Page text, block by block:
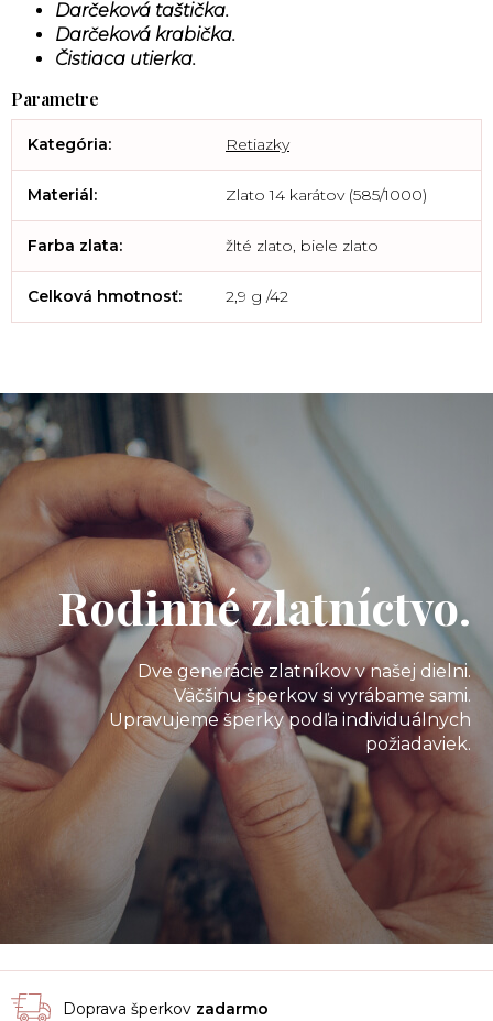
Darčeková taštička.
Darčeková krabička.
Čistiaca utierka.
Kategória: Retiazky
Materiál: Zlato 14 karátov (585/1000)
Farba zlata: žlté zlato, biele zlato
Celková hmotnosť: 2,9 g /42
Rodinné zlatníctvo.
Dve generácie zlatníkov v našej dielni.
Väčšinu šperkov si vyrábame sami.
Upravujeme šperky podľa individuálnych
požiadaviek.
Doprava šperkov zadarmo